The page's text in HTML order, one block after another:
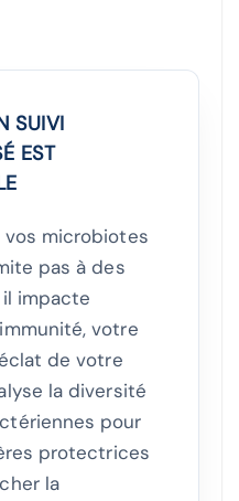
SUIVI
EST
microbiotes
pas à des
impacte
votre
de votre
la diversité
pour
protectrices
la